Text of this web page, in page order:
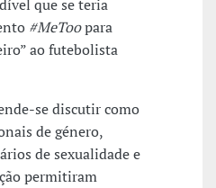
que se teria
#MeToopara
ao futebolista
se discutir como
de género,
de sexualidade e
permitiram